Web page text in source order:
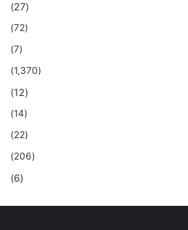
(27)
(72)
(7)
(1,370)
(12)
(14)
(22)
(206)
(6)